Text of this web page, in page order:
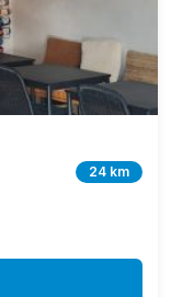
24 km